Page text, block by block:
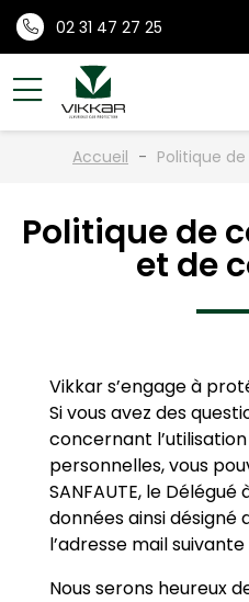
02 31 47 27 25
Accueil Politique
Politique de
et de
Vikkar s’engage à
Si vous avez des
concernant
personnelles, vous
SANFAUTE, le
données ainsi désigné
l’adresse mail suivante
Nous serons heureux